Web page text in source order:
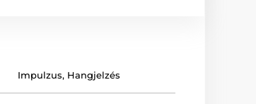
Impulzus, Hangjelzés